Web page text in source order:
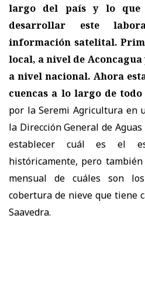
largo del país y lo que
desarrollar este
información satelital.
local, a nivel de
a nivel nacional. Ahora
cuencas a lo largo de todo
por la Seremi Agricultura en
la Dirección General de
establecer cuál es el
históricamente, pero
mensual de cuáles son
cobertura de nieve que tiene
Saavedra.